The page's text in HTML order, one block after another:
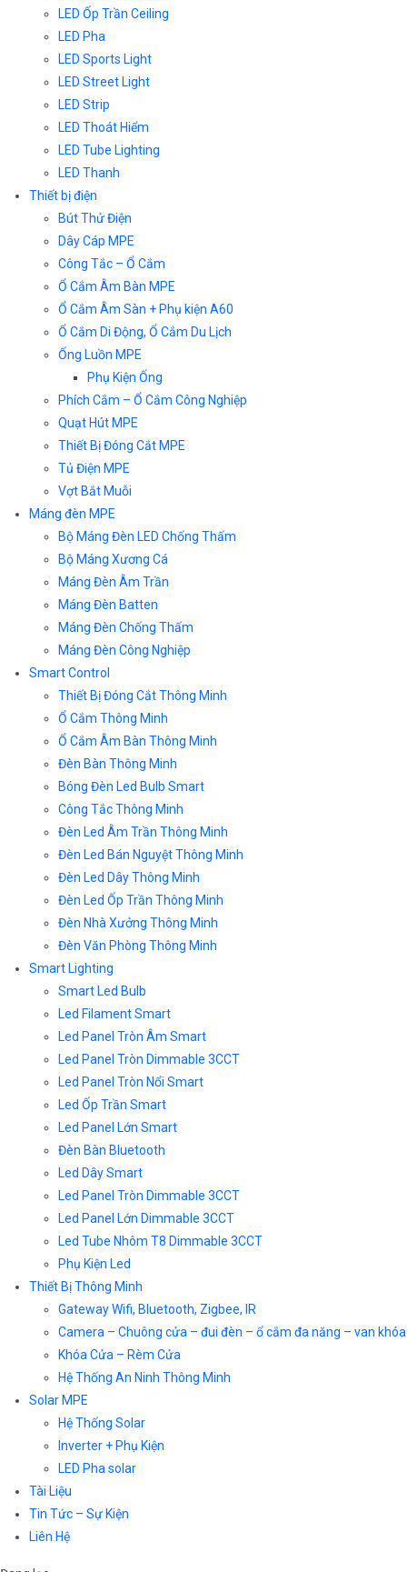
LED Ốp Trần Ceiling
LED Pha
LED Sports Light
LED Street Light
LED Strip
LED Thoát Hiểm
LED Tube Lighting
LED Thanh
Thiết bị điện
Bút Thử Điện
Dây Cáp MPE
Công Tắc – Ổ Cắm
Ổ Cắm Âm Bàn MPE
Ổ Cắm Âm Sàn + Phụ kiện A60
Ổ Cắm Di Động, Ổ Cắm Du Lịch
Ống Luồn MPE
Phụ Kiện Ống
Phích Cắm – Ổ Cắm Công Nghiệp
Quạt Hút MPE
Thiết Bị Đóng Cắt MPE
Tủ Điện MPE
Vợt Bắt Muỗi
Máng đèn MPE
Bộ Máng Đèn LED Chống Thấm
Bộ Máng Xương Cá
Máng Đèn Âm Trần
Máng Đèn Batten
Máng Đèn Chống Thấm
Máng Đèn Công Nghiệp
Smart Control
Thiết Bị Đóng Cắt Thông Minh
Ổ Cắm Thông Minh
Ổ Cắm Âm Bàn Thông Minh
Đèn Bàn Thông Minh
Bóng Đèn Led Bulb Smart
Công Tắc Thông Minh
Đèn Led Âm Trần Thông Minh
Đèn Led Bán Nguyệt Thông Minh
Đèn Led Dây Thông Minh
Đèn Led Ốp Trần Thông Minh
Đèn Nhà Xưởng Thông Minh
Đèn Văn Phòng Thông Minh
Smart Lighting
Smart Led Bulb
Led Filament Smart
Led Panel Tròn Âm Smart
Led Panel Tròn Dimmable 3CCT
Led Panel Tròn Nổi Smart
Led Ốp Trần Smart
Led Panel Lớn Smart
Đèn Bàn Bluetooth
Led Dây Smart
Led Panel Tròn Dimmable 3CCT
Led Panel Lớn Dimmable 3CCT
Led Tube Nhôm T8 Dimmable 3CCT
Phụ Kiện Led
Thiết Bị Thông Minh
Gateway Wifi, Bluetooth, Zigbee, IR
Camera – Chuông cửa – đui đèn – ổ cắm đa năng – van khóa
Khóa Cửa – Rèm Cửa
Hệ Thống An Ninh Thông Minh
Solar MPE
Hệ Thống Solar
Inverter + Phụ Kiện
LED Pha solar
Tài Liệu
Tin Tức – Sự Kiện
Liên Hệ